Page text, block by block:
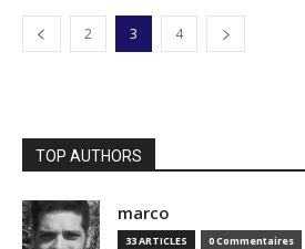
2 3 4
TOP AUTHORS
marco
33 ARTICLES 0 Commentaires